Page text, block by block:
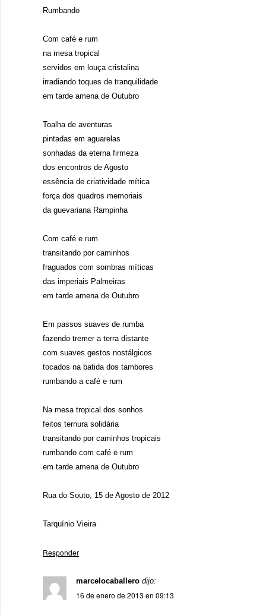
Rumbando
Com café e rum
na mesa tropical
servidos em louça cristalina
irradiando toques de tranquilidade
em tarde amena de Outubro
Toalha de aventuras
pintadas em aguarelas
sonhadas da eterna firmeza
dos encontros de Agosto
essência de criatividade mítica
força dos quadros memoriais
da guevariana Rampinha
Com café e rum
transitando por caminhos
fraguados com sombras míticas
das imperiais Palmeiras
em tarde amena de Outubro
Em passos suaves de rumba
fazendo tremer a terra distante
com suaves gestos nostálgicos
tocados na batida dos tambores
rumbando a café e rum
Na mesa tropical dos sonhos
feitos ternura solidária
transitando por caminhos tropicais
rumbando com café e rum
em tarde amena de Outubro
Rua do Souto, 15 de Agosto de 2012
Tarquínio Vieira
Responder
marcelocaballero dijo:
16 de enero de 2013 en 09:13